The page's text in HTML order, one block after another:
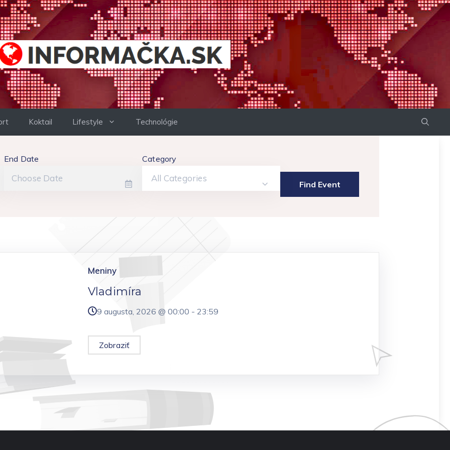
Koktail Lifestyle Technológie
End Date Category
All Categories
Meniny
Vladimíra
9 augusta, 2026 @ 00:00 - 23:59
Zobraziť